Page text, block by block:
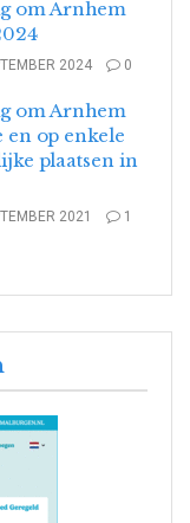
om Arnhem
2024 0
om Arnhem
en op enkele
plaatsen in
2021 1